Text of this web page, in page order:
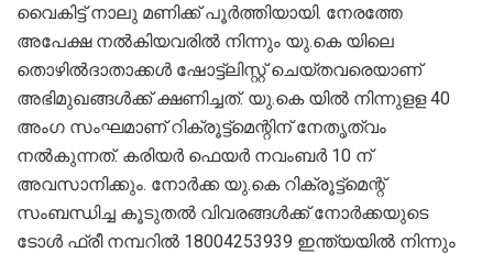
വൈകിട്ട് നാലു മണിക്ക് പൂര്‍ത്തിയായി. നേരത്തേ
അപേക്ഷ നല്‍കിയവരില്‍ നിന്നും യു.കെ യിലെ
തൊഴില്‍ദാതാക്കള്‍ ഷോട്ട്‌ലിസ്റ്റ് ചെയ്തവരെയാണ്
അഭിമുഖങ്ങള്‍ക്ക് ക്ഷണിച്ചത്. യു.കെ യില്‍ നിന്നുളള 40
അംഗ സംഘമാണ് റിക്രൂട്ട്‌മെന്റിന് നേതൃത്വം
നല്‍കുന്നത്. കരിയര്‍ ഫെയര്‍ നവംബര്‍ 10 ന്
അവസാനിക്കും. നോര്‍ക്ക യു.കെ റിക്രൂട്ട്‌മെന്റ്
സംബന്ധിച്ച കൂടുതല്‍ വിവരങ്ങള്‍ക്ക് നോര്‍ക്കയുടെ
ടോള്‍ ഫ്രീ നമ്പറില്‍ 18004253939 ഇന്ത്യയില്‍ നിന്നും